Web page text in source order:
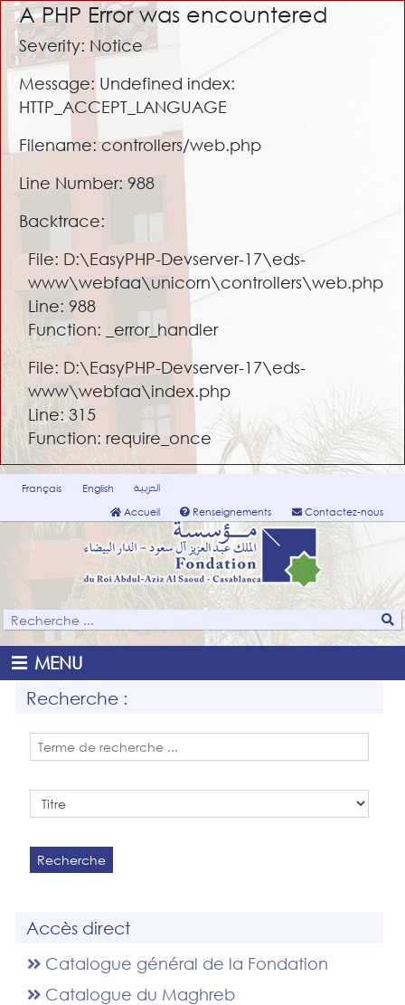
A PHP Error was encountered
Severity: Notice
Message: Undefined index:
HTTP_ACCEPT_LANGUAGE
Filename: controllers/web.php
Line Number: 988
Backtrace:
File: D:\EasyPHP-Devserver-17\eds-
www\webfaa\unicorn\controllers\web.php
Line: 988
Function: _error_handler
File: D:\EasyPHP-Devserver-17\eds-
www\webfaa\index.php
Line: 315
Function: require_once
Français English
العربية
Accueil
Renseignements Contactez-nous
MENU
Recherche :
Recherche
Accès direct
Catalogue général de la Fondation
Catalogue du Maghreb